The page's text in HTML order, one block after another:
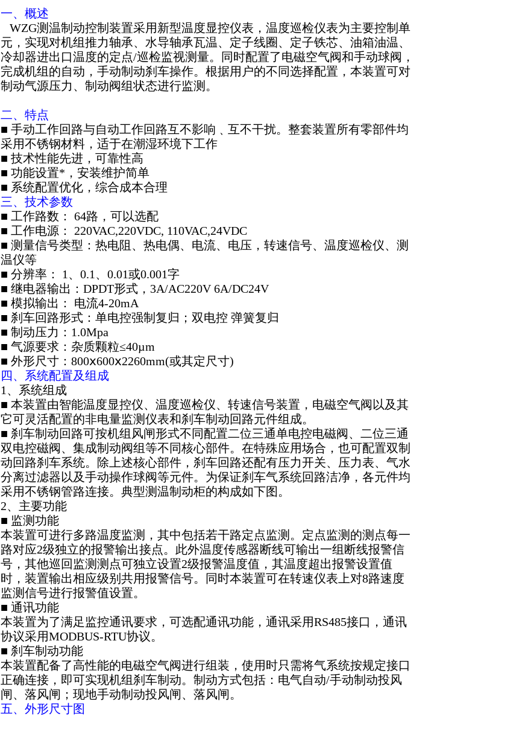
一、概述
WZG测温制动控制装置采用新型温度显控仪表，温度巡检仪表为主要控制单
元，实现对机组推力轴承、水导轴承瓦温、定子线圈、定子铁芯、油箱油温、
冷却器进出口温度的定点/巡检监视测量。同时配置了电磁空气阀和手动球阀，
完成机组的自动，手动制动刹车操作。根据用户的不同选择配置，本装置可对
制动气源压力、制动阀组状态进行监测。
二、特点
■ 手动工作回路与自动工作回路互不影响﹑互不干扰。整套装置所有零部件均
采用不锈钢材料，适于在潮湿环境下工作
■ 技术性能先进，可靠性高
■ 功能设置*，安装维护简单
■ 系统配置优化，综合成本合理
三、技术参数
■ 工作路数： 64路，可以选配
■ 工作电源： 220VAC,220VDC, 110VAC,24VDC
■ 测量信号类型：热电阻、热电偶、电流、电压，转速信号、温度巡检仪、测
温仪等
■ 分辨率： 1、0.1、0.01或0.001字
■ 继电器输出：DPDT形式，3A/AC220V 6A/DC24V
■ 模拟输出： 电流4-20mA
■ 刹车回路形式：单电控强制复归；双电控 弹簧复归
■ 制动压力：1.0Mpa
■ 气源要求：杂质颗粒≤40µm
■ 外形尺寸：800ⅹ600ⅹ2260mm(或其定尺寸)
四、系统配置及组成
1、系统组成
■ 本装置由智能温度显控仪、温度巡检仪、转速信号装置，电磁空气阀以及其
它可灵活配置的非电量监测仪表和刹车制动回路元件组成。
■ 刹车制动回路可按机组风闸形式不同配置二位三通单电控电磁阀、二位三通
双电控磁阀、集成制动阀组等不同核心部件。在特殊应用场合，也可配置双制
动回路刹车系统。除上述核心部件，刹车回路还配有压力开关、压力表、气水
分离过滤器以及手动操作球阀等元件。为保证刹车气系统回路洁净，各元件均
采用不锈钢管路连接。典型测温制动柜的构成如下图。
2、主要功能
■ 监测功能
本装置可进行多路温度监测，其中包括若干路定点监测。定点监测的测点每一
路对应2级独立的报警输出接点。此外温度传感器断线可输出一组断线报警信
号，其他巡回监测测点可独立设置2级报警温度值，其温度超出报警设置值
时，装置输出相应级别共用报警信号。同时本装置可在转速仪表上对8路速度
监测信号进行报警值设置。
■ 通讯功能
本装置为了满足监控通讯要求，可选配通讯功能，通讯采用RS485接口，通讯
协议采用MODBUS-RTU协议。
■ 刹车制动功能
本装置配备了高性能的电磁空气阀进行组装，使用时只需将气系统按规定接口
正确连接，即可实现机组刹车制动。制动方式包括：电气自动/手动制动投风
闸、落风闸；现地手动制动投风闸、落风闸。
五、外形尺寸图